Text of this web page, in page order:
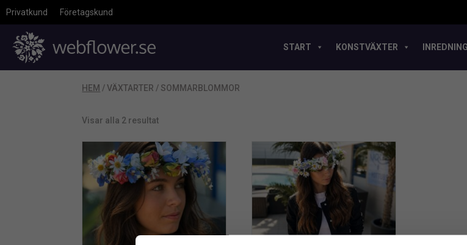
Privatkund Företagskund
START KONSTVÄXTER INREDNING
HEM / VÄXTARTER / SOMMARBLOMMOR
Visar alla 2 resultat